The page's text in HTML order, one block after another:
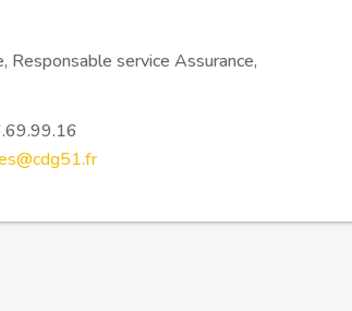
Responsable service Assurance,